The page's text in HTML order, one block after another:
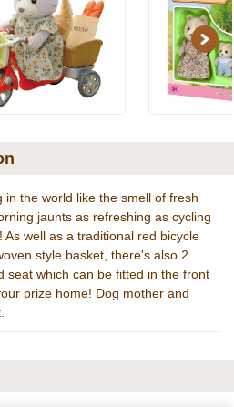
Next
in the world like the smell of fresh
jaunts as refreshing as cycling
well as a traditional red bicycle
style basket, there's also 2
seat which can be fitted in the front
prize home! Dog mother and